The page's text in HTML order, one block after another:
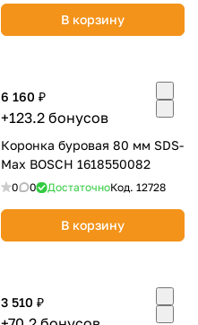
В корзину
6 160 ₽
+123.2 бонусов
Коронка буровая 80 мм SDS-
Max BOSCH 1618550082
0 0 ДостаточноКод. 12728
В корзину
3 510 ₽